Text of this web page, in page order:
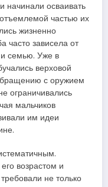
начинали осваивать
частью их
жизненно
часто зависела от
семью. Уже в
верховой
с оружием
ограничивались
мальчиков
им идеи
возрастом и
не только